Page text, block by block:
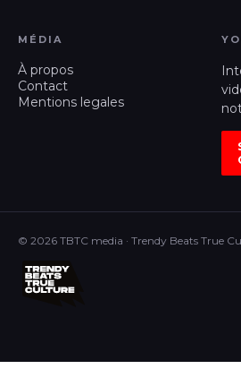
MÉDIA
À propos
Contact
Mentions legales
© 2026 TBTC media · Trendy Beats True